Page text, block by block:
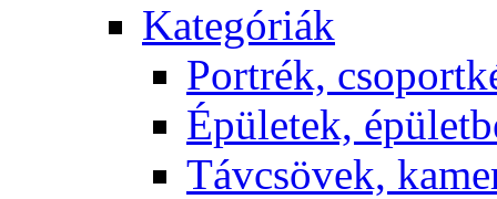
Ka­te­gó­ri­ák
Port­rék,
Épü­le­tek,
Táv­csö­vek,